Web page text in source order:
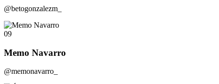
@betogonzalezm_
09
Memo Navarro
@memonavarro_